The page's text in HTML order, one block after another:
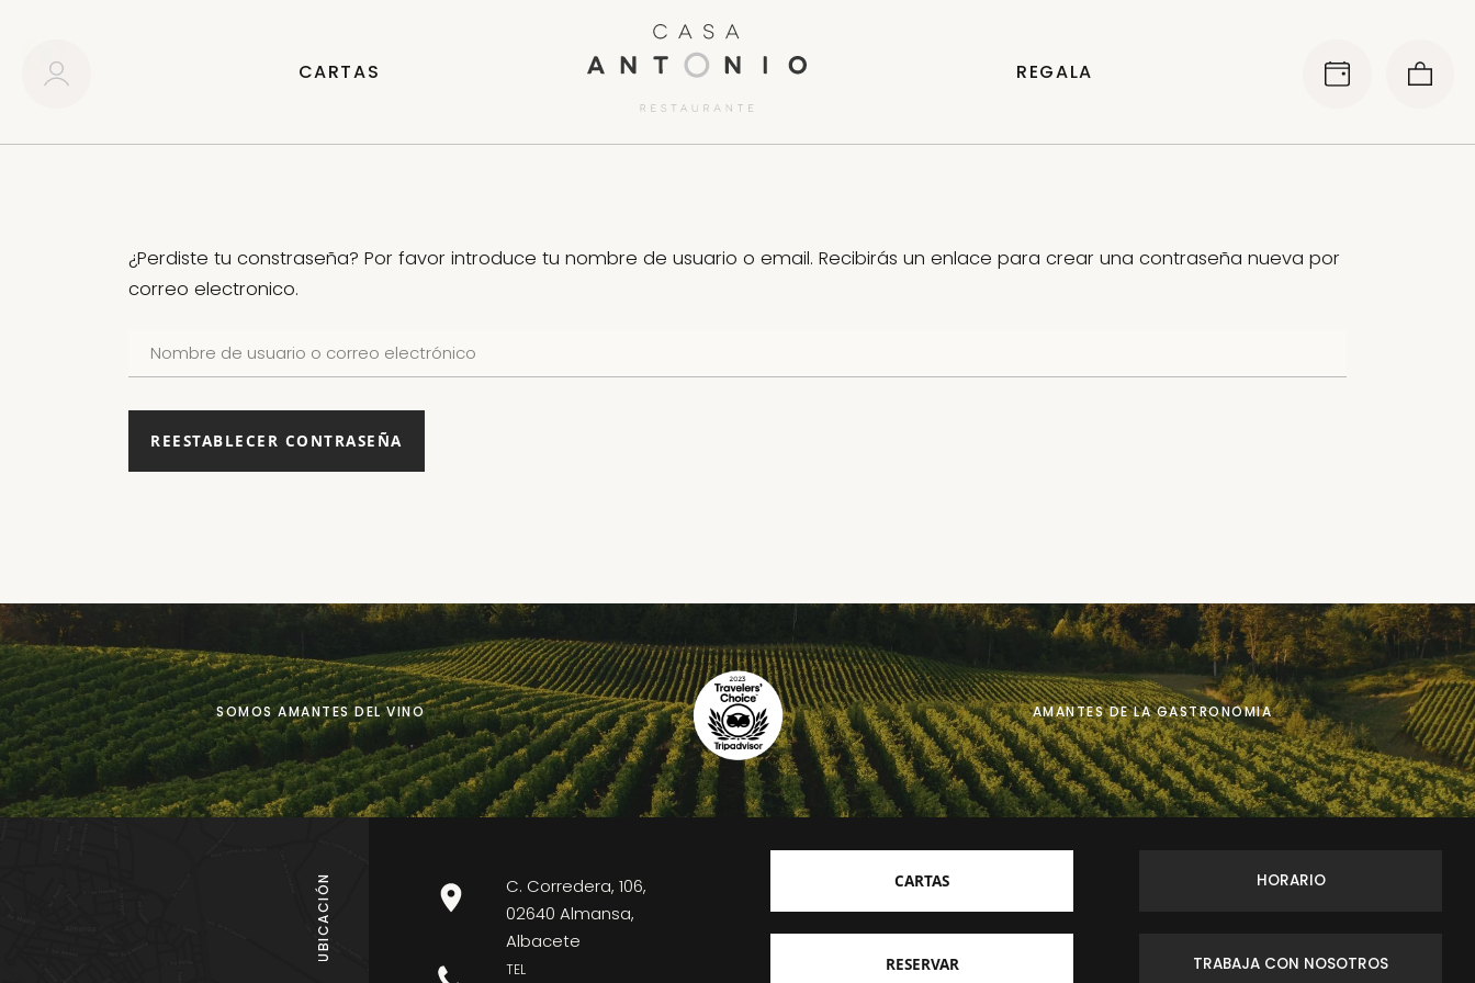
CARTAS REGALA
¿Perdiste tu constraseña? Por favor introduce tu nombre de usuario o email. Recibirás un enlace para crear una contraseña nueva por
correo electronico.
Nombre
de
usuario
correo
SOMOS AMANTES DEL VINO AMANTES DE LA GASTRONOMIA
UBICACIÓN
C. Corredera, 106,
02640 Almansa,
Albacete
TEL
CARTAS
RESERVAR
HORARIO
TRABAJA CON NOSOTROS